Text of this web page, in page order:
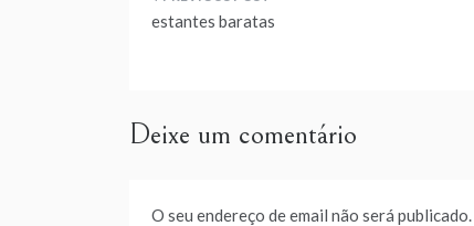
Navegação
estantes baratas
Deixe um comentário
O seu endereço de email não será publicado.